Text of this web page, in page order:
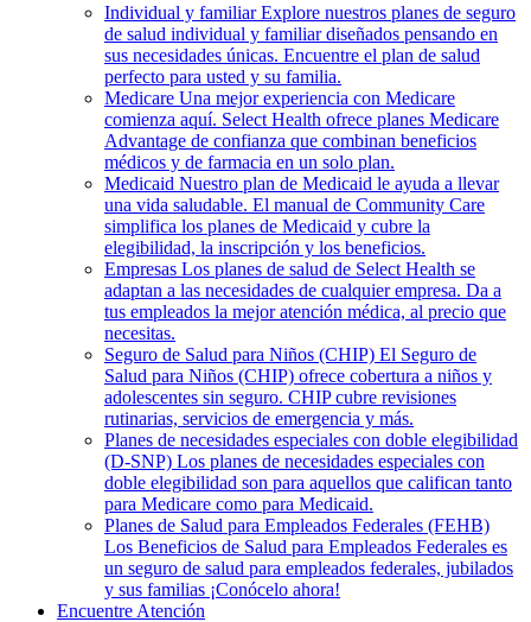
Individual y familiar Explore nuestros planes de seguro
de salud individual y familiar diseñados pensando en
sus necesidades únicas. Encuentre el plan de salud
perfecto para usted y su familia.
Medicare Una mejor experiencia con Medicare
comienza aquí. Select Health ofrece planes Medicare
Advantage de confianza que combinan beneficios
médicos y de farmacia en un solo plan.
Medicaid Nuestro plan de Medicaid le ayuda a llevar
una vida saludable. El manual de Community Care
simplifica los planes de Medicaid y cubre la
elegibilidad, la inscripción y los beneficios.
Empresas Los planes de salud de Select Health se
adaptan a las necesidades de cualquier empresa. Da a
tus empleados la mejor atención médica, al precio que
necesitas.
Seguro de Salud para Niños (CHIP) El Seguro de
Salud para Niños (CHIP) ofrece cobertura a niños y
adolescentes sin seguro. CHIP cubre revisiones
rutinarias, servicios de emergencia y más.
Planes de necesidades especiales con doble elegibilidad
(D-SNP) Los planes de necesidades especiales con
doble elegibilidad son para aquellos que califican tanto
para Medicare como para Medicaid.
Planes de Salud para Empleados Federales (FEHB)
Los Beneficios de Salud para Empleados Federales es
un seguro de salud para empleados federales, jubilados
y sus familias ¡Conócelo ahora!
Encuentre Atención